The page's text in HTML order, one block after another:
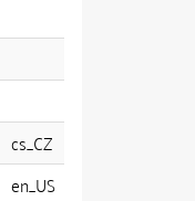
cs_CZ
en_US